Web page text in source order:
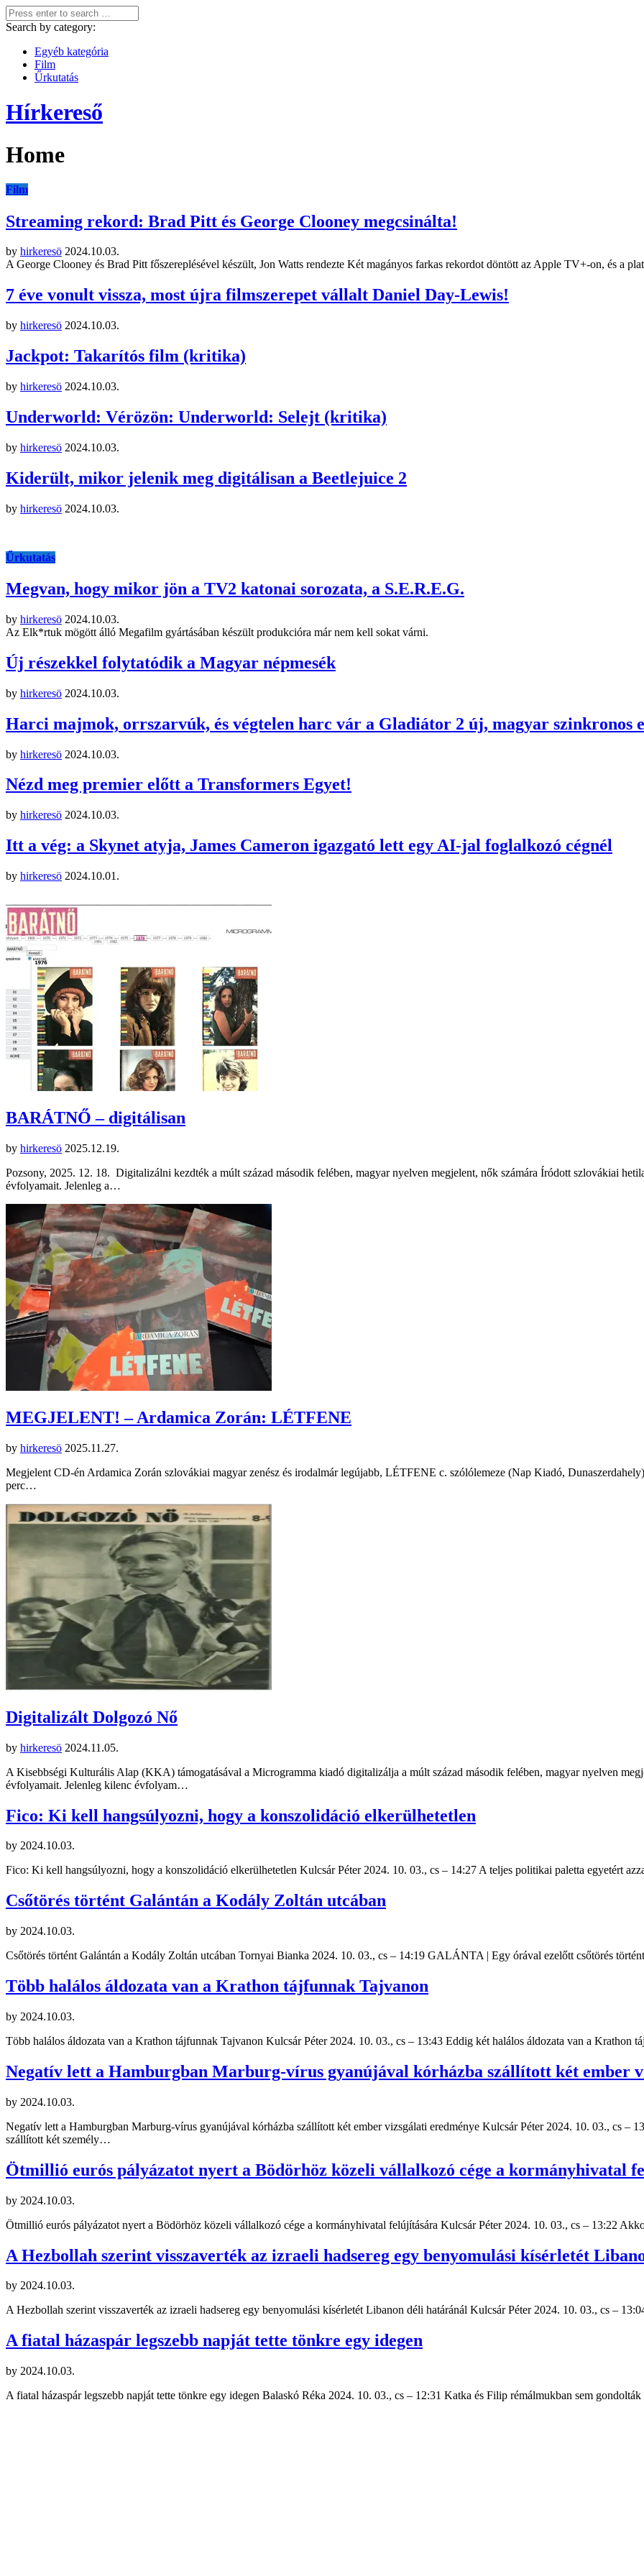
Search by category:
Egyéb kategória
Film
Űrkutatás
Hírkereső
Home
Film
Streaming rekord: Brad Pitt és George Clooney megcsinálta!
by hirkeresö 2024.10.03.
A George Clooney és Brad Pitt főszereplésével készült, Jon Watts rendezte Két magányos farkas rekordot döntött az Apple TV+-on, és a
7 éve vonult vissza, most újra filmszerepet vállalt Daniel Day-Lewis!
by hirkeresö 2024.10.03.
Jackpot: Takarítós film (kritika)
by hirkeresö 2024.10.03.
Underworld: Vérözön: Underworld: Selejt (kritika)
by hirkeresö 2024.10.03.
Kiderült, mikor jelenik meg digitálisan a Beetlejuice 2
by hirkeresö 2024.10.03.
Űrkutatás
Megvan, hogy mikor jön a TV2 katonai sorozata, a S.E.R.E.G.
by hirkeresö 2024.10.03.
Az Elk*rtuk mögött álló Megafilm gyártásában készült produkcióra már nem kell sokat várni.
Új részekkel folytatódik a Magyar népmesék
by hirkeresö 2024.10.03.
Harci majmok, orrszarvúk, és végtelen harc vár a Gladiátor 2 új, magyar szinkronos
by hirkeresö 2024.10.03.
Nézd meg premier előtt a Transformers Egyet!
by hirkeresö 2024.10.03.
Itt a vég: a Skynet atyja, James Cameron igazgató lett egy AI-jal foglalkozó cégnél
by hirkeresö 2024.10.01.
BARÁTNŐ – digitálisan
by hirkeresö 2025.12.19.
Pozsony, 2025. 12. 18. Digitalizálni kezdték a múlt század második felében, magyar nyelven megjelent, nők számára Íródott szlovákiai
évfolyamait. Jelenleg a…
MEGJELENT! – Ardamica Zorán: LÉTFENE
by hirkeresö 2025.11.27.
Megjelent CD-én Ardamica Zorán szlovákiai magyar zenész és irodalmár legújabb, LÉTFENE c. szólólemeze (Nap Kiadó,
perc…
Digitalizált Dolgozó Nő
by hirkeresö 2024.11.05.
A Kisebbségi Kulturális Alap (KKA) támogatásával a Microgramma kiadó digitalizálja a múlt század második felében, magyar nyelven
évfolyamait. Jelenleg kilenc évfolyam…
Fico: Ki kell hangsúlyozni, hogy a konszolidáció elkerülhetetlen
by 2024.10.03.
Fico: Ki kell hangsúlyozni, hogy a konszolidáció elkerülhetetlen Kulcsár Péter 2024. 10. 03., cs – 14:27 A teljes politikai paletta egyetért
Csőtörés történt Galántán a Kodály Zoltán utcában
by 2024.10.03.
Csőtörés történt Galántán a Kodály Zoltán utcában Tornyai Bianka 2024. 10. 03., cs – 14:19 GALÁNTA | Egy órával ezelőtt csőtörés
Több halálos áldozata van a Krathon tájfunnak Tajvanon
by 2024.10.03.
Több halálos áldozata van a Krathon tájfunnak Tajvanon Kulcsár Péter 2024. 10. 03., cs – 13:43 Eddig két halálos áldozata van a Krathon
Negatív lett a Hamburgban Marburg-vírus gyanújával kórházba szállított két ember
by 2024.10.03.
Negatív lett a Hamburgban Marburg-vírus gyanújával kórházba szállított két ember vizsgálati eredménye Kulcsár Péter 2024. 10. 03., cs –
szállított két személy…
Ötmillió eurós pályázatot nyert a Bödörhöz közeli vállalkozó cége a kormányhivatal
by 2024.10.03.
Ötmillió eurós pályázatot nyert a Bödörhöz közeli vállalkozó cége a kormányhivatal felújítására Kulcsár Péter 2024. 10. 03., cs – 13:22
A Hezbollah szerint visszaverték az izraeli hadsereg egy benyomulási kísérletét
by 2024.10.03.
A Hezbollah szerint visszaverték az izraeli hadsereg egy benyomulási kísérletét Libanon déli határánál Kulcsár Péter 2024. 10. 03., cs –
A fiatal házaspár legszebb napját tette tönkre egy idegen
by 2024.10.03.
A fiatal házaspár legszebb napját tette tönkre egy idegen Balaskó Réka 2024. 10. 03., cs – 12:31 Katka és Filip rémálmukban sem